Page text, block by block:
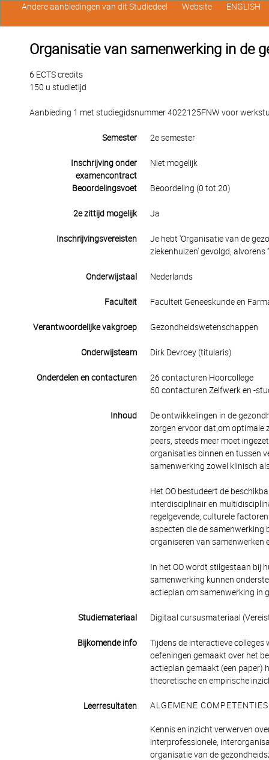
Organisatie van samenwerking in de
6 ECTS credits
150 u studietijd
Aanbieding 1 met studiegidsnummer 4022125FNW voor
Semester 2e semester
Inschrijving onder
examencontract
Niet mogelijk
Beoordelingsvoet Beoordeling (0 tot 20)
2e zittijd mogelijk Ja
Inschrijvingsvereisten
Je hebt 'Organisatie van de
ziekenhuizen' gevolgd, alvorens
Onderwijstaal Nederlands
Faculteit Faculteit Geneeskunde en
Verantwoordelijke vakgroep Gezondheidswetenschappen
Onderwijsteam Dirk Devroey (titularis)
Onderdelen en contacturen
26 contacturen Hoorcollege
60 contacturen Zelfwerk en -
Inhoud
De ontwikkelingen in de
zorgen ervoor dat,om optimale
peers, steeds meer moet
organisaties binnen en tussen
samenwerking zowel klinisch
Het OO bestudeert de
interdisciplinair en
regelgevende, culturele
aspecten die de samenwerking
organiseren van samenwerken
In het OO wordt stilgestaan bij
samenwerking kunnen
actieplan om samenwerking in
Studiemateriaal Digitaal cursusmateriaal
Bijkomende info
Tijdens de interactieve
oefeningen gemaakt over het
actieplan gemaakt (een paper)
theoretische en empirische
Leerresultaten ALGEMENE COMPETENTIES
Kennis en inzicht verwerven
interprofessionele,
organisatie van de
Andere aanbiedingen van dit Studiedeel Website ENGLISH